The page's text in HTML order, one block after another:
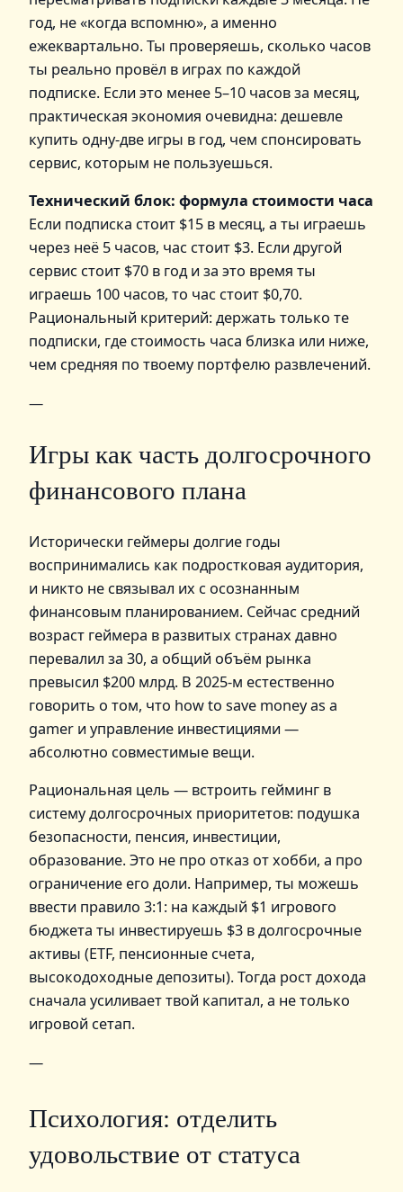
год, не «когда вспомню», а именно
ежеквартально. Ты проверяешь, сколько часов
ты реально провёл в играх по каждой
подписке. Если это менее 5–10 часов за месяц,
практическая экономия очевидна: дешевле
купить одну‑две игры в год, чем спонсировать
сервис, которым не пользуешься.
Технический блок: формула стоимости часа
Если подписка стоит $15 в месяц, а ты играешь
через неё 5 часов, час стоит $3. Если другой
сервис стоит $70 в год и за это время ты
играешь 100 часов, то час стоит $0,70.
Рациональный критерий: держать только те
подписки, где стоимость часа близка или ниже,
чем средняя по твоему портфелю развлечений.
—
Игры как часть долгосрочного
финансового плана
Исторически геймеры долгие годы
воспринимались как подростковая аудитория,
и никто не связывал их с осознанным
финансовым планированием. Сейчас средний
возраст геймера в развитых странах давно
перевалил за 30, а общий объём рынка
превысил $200 млрд. В 2025‑м естественно
говорить о том, что how to save money as a
gamer и управление инвестициями —
абсолютно совместимые вещи.
Рациональная цель — встроить гейминг в
систему долгосрочных приоритетов: подушка
безопасности, пенсия, инвестиции,
образование. Это не про отказ от хобби, а про
ограничение его доли. Например, ты можешь
ввести правило 3:1: на каждый $1 игрового
бюджета ты инвестируешь $3 в долгосрочные
активы (ETF, пенсионные счета,
высокодоходные депозиты). Тогда рост дохода
сначала усиливает твой капитал, а не только
игровой сетап.
—
Психология: отделить
удовольствие от статуса